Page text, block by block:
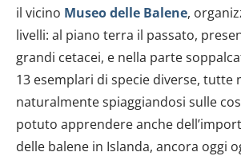
il vicino Museo delle Balene,
livelli: al piano terra il passato,
grandi cetacei, e nella parte
13 esemplari di specie diverse, tutte
naturalmente spiaggiandosi sulle
potuto apprendere anche
delle balene in Islanda, ancora oggi